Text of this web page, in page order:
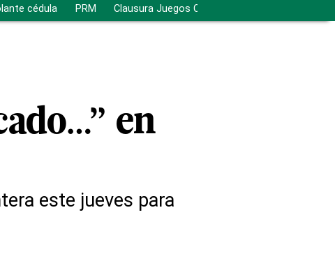
cédula PRM Clausura Juegos Centroamericanos
en
este jueves para